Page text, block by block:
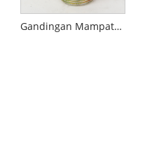
Gandingan Mampatan Udara